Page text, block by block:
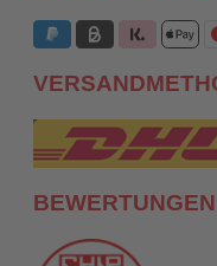
BEWERTUNGEN